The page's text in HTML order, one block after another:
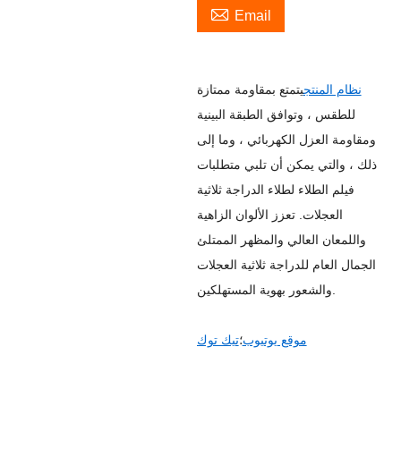
 Email
نظام المنتجيتمتع بمقاومة ممتازة
للطقس ، وتوافق الطبقة البينية
ومقاومة العزل الكهربائي ، وما إلى
ذلك ، والتي يمكن أن تلبي متطلبات
فيلم الطلاء لطلاء الدراجة ثلاثية
العجلات. تعزز الألوان الزاهية
واللمعان العالي والمظهر الممتلئ
الجمال العام للدراجة ثلاثية العجلات
موقع يوتيوب؛تيك توك